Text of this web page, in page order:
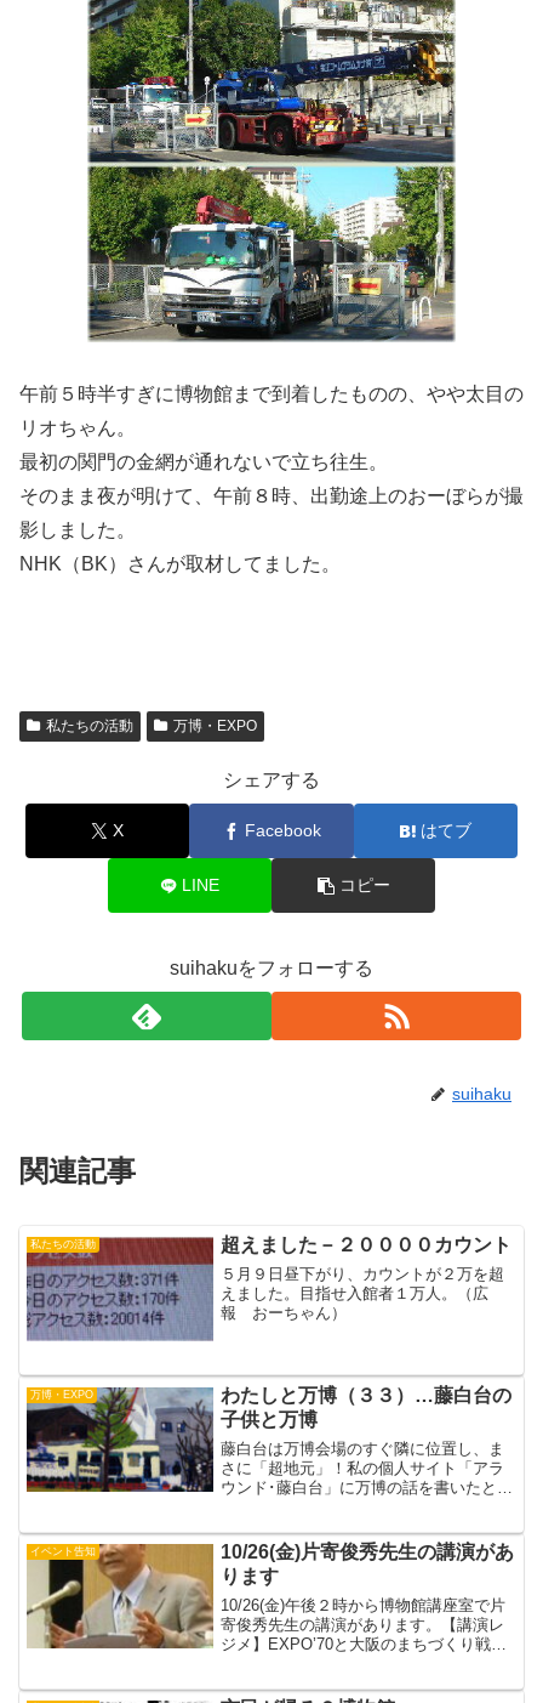
午前５時半すぎに博物館まで到着したものの、やや太目の
リオちゃん。
最初の関門の金網が通れないで立ち往生。
そのまま夜が明けて、午前８時、出勤途上のおーぼらが撮
影しました。
NHK（BK）さんが取材してました。
私たちの活動 万博・EXPO
シェアする
X Facebook はてブ
LINE コピー
suihakuをフォローする
suihaku
関連記事
私たちの活動 超えました－２００００カウント
５月９日昼下がり、カウントが２万を超
えました。目指せ入館者１万人。（広
報 おーちゃん）
万博・EXPO
わたしと万博（３３）…藤白台の
子供と万博
藤白台は万博会場のすぐ隣に位置し、ま
さに「超地元」！私の個人サイト「アラ
ウンド･藤白台」に万博の話を書いたとこ
ンチョーがぜひ、こちらのブログでも記
録にとどめたい！とのこ...
イベント告知
10/26(金)片寄俊秀先生の講演があ
ります
10/26(金)午後２時から博物館講座室で片
寄俊秀先生の講演があります。【講演レ
ジメ】EXPO’70と大阪のまちづくり戦略